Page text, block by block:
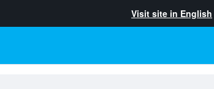
Visit site in English